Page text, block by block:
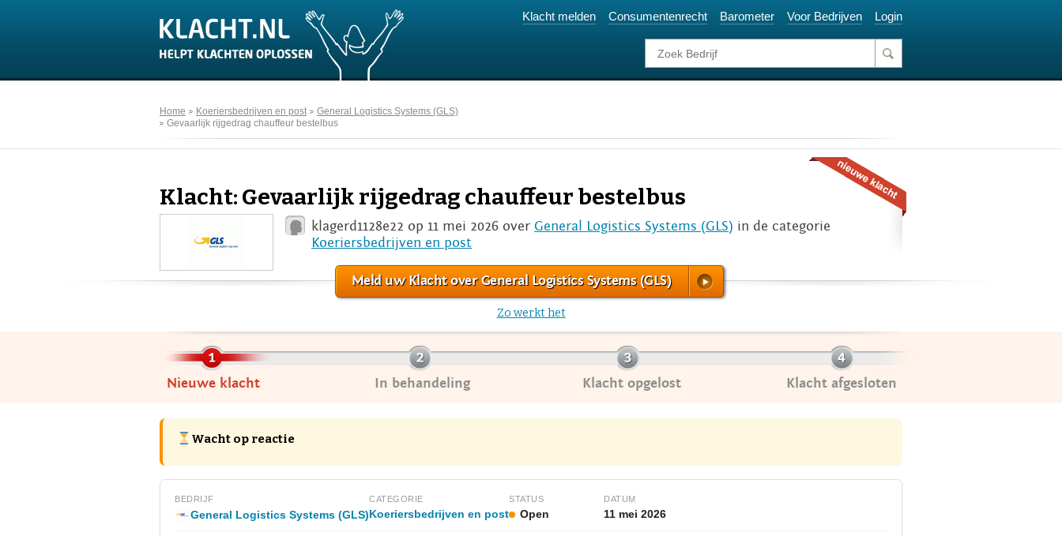
Klacht melden Consumentenrecht Barometer Voor Bedrijven Login
Home Koeriersbedrijven en post
General Logistics Systems (GLS)
Gevaarlijk rijgedrag chauffeur bestelbus
Klacht: Gevaarlijk rijgedrag chauffeur bestelbus
klagerd1128e22 op 11 mei 2026 over General Logistics Systems (GLS) in de categorie
Koeriersbedrijven en post
Meld uw Klacht over General Logistics Systems (GLS)
Zo werkt het
Nieuwe klacht In behandeling Klacht opgelost Klacht afgesloten
Wacht op reactie
BEDRIJF
General Logistics Systems (GLS)
CATEGORIE
Koeriersbedrijven en post
STATUS
Open
DATUM
11 mei 2026